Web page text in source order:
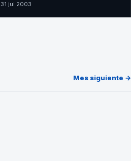
31 jul 2003
Mes siguiente →